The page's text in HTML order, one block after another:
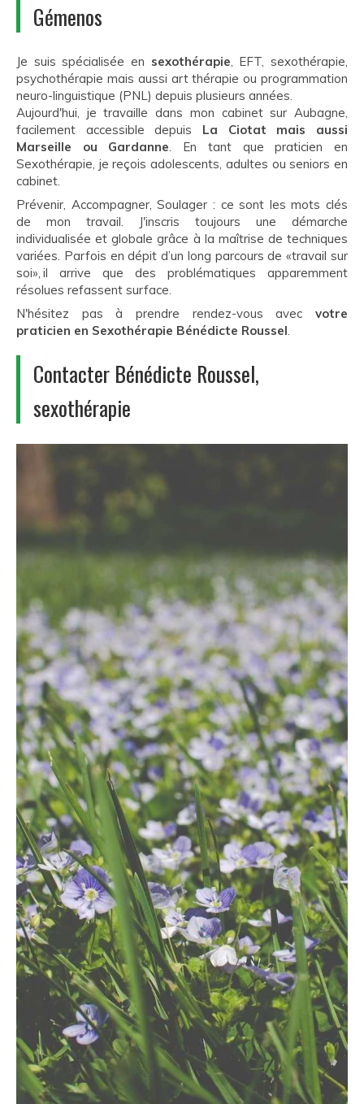
Gémenos
Je suis spécialisée en sexothérapie, EFT, sexothérapie,
psychothérapie mais aussi art thérapie ou programmation
neuro-linguistique (PNL) depuis plusieurs années.
Aujourd'hui, je travaille dans mon cabinet sur Aubagne,
facilement accessible depuis La Ciotat mais aussi
Marseille ou Gardanne. En tant que praticien en
Sexothérapie, je reçois adolescents, adultes ou seniors en
cabinet.
Prévenir, Accompagner, Soulager : ce sont les mots clés
de mon travail. J'inscris toujours une démarche
individualisée et globale grâce à la maîtrise de techniques
variées. Parfois en dépit d’un long parcours de «travail sur
soi», il arrive que des problématiques apparemment
résolues refassent surface.
N'hésitez pas à prendre rendez-vous avec votre
praticien en Sexothérapie Bénédicte Roussel.
Contacter Bénédicte Roussel,
sexothérapie